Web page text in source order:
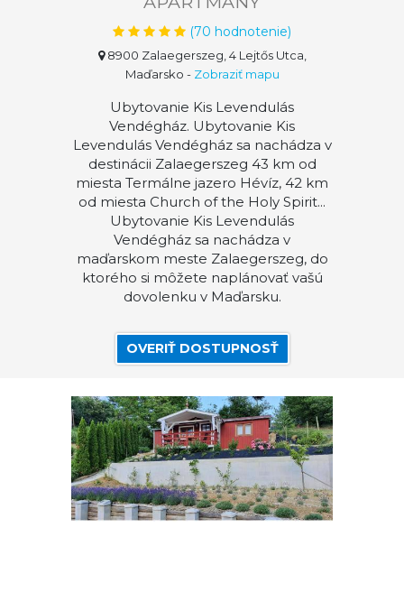
(70 hodnotenie)
8900 Zalaegerszeg, 4 Lejtős Utca,
Maďarsko - Zobraziť mapu
Ubytovanie Kis Levendulás
Vendégház. Ubytovanie Kis
Levendulás Vendégház sa nachádza v
destinácii Zalaegerszeg 43 km od
miesta Termálne jazero Hévíz, 42 km
od miesta Church of the Holy Spirit...
Ubytovanie Kis Levendulás
Vendégház sa nachádza v
maďarskom meste Zalaegerszeg, do
ktorého si môžete naplánovať vašú
dovolenku v Maďarsku.
OVERIŤ DOSTUPNOSŤ